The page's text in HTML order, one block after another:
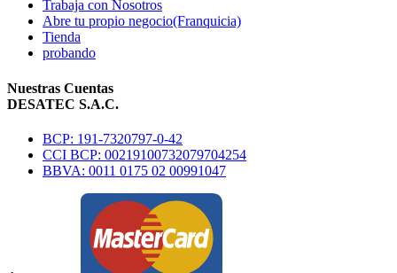
Trabaja con Nosotros
Abre tu propio negocio(Franquicia)
Tienda
probando
Nuestras Cuentas
DESATEC S.A.C.
BCP: 191-7320797-0-42
CCI BCP: 00219100732079704254
BBVA: 0011 0175 02 00991047